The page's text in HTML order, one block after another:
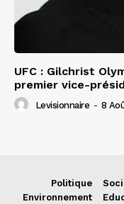
UFC : Gilchrist
premier vice-
Levisionnaire - 8
Politique
Environnement